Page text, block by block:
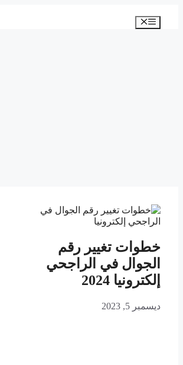
المحتوى
القائمة
خطوات تغيير رقم
الجوال في الراجحي
إلكترونيا 2024
ديسمبر 5, 2023